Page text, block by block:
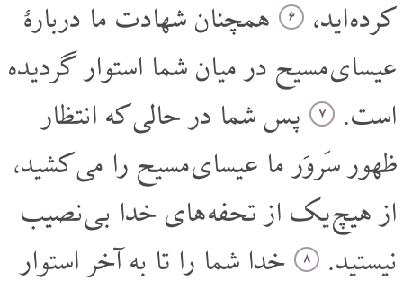
کرده اید،
۶ همچنان شهادت ما دربارۀ
عیسای مسیح در میان شما استوار گردیده
است.
۷ پس شما در حالی که انتظار
ظهور سَروَر ما عیسای مسیح را می کشید،
از هیچ یک از تحفه های خدا بی نصیب
نیستید.
۸ خدا شما را تا به آخر استوار